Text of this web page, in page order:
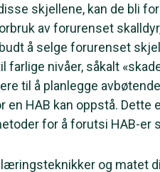
skjellene, kan de bli
av forurenset
å selge forurenset
farlige nivåer, såkalt
til å planlegge
en HAB kan oppstå.
for å forutsi HAB-er
og matet